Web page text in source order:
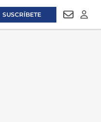
SUSCRÍBETE